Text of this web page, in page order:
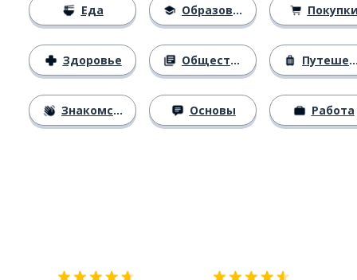
Еда
Здоровье
Знакомство
Образование
Общество
Основы
Путешествия
Работа